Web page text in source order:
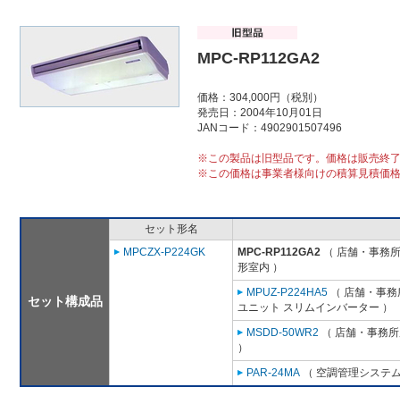
MPC-RP112GA2
価格：304,000円（税別）
発売日：2004年10月01日
JANコード：4902901507496
※この製品は旧型品です。価格は販売終
※この価格は事業者様向けの積算見積価
セット構成品
セット形名
MPCZX-P224GK
MPC-RP112GA2 （ 店舗・事務
形室内 ）
MPUZ-P224HA5 （ 店舗・事
ユニット スリムインバーター ）
MSDD-50WR2 （ 店舗・事務
）
PAR-24MA （ 空調管理システ